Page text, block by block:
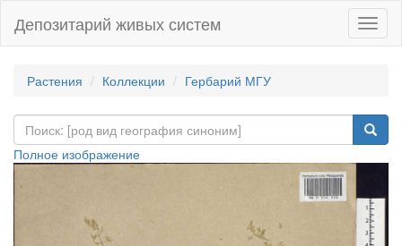
Депозитарий живых систем
Растения Коллекции Гербарий МГУ
Полное изображение